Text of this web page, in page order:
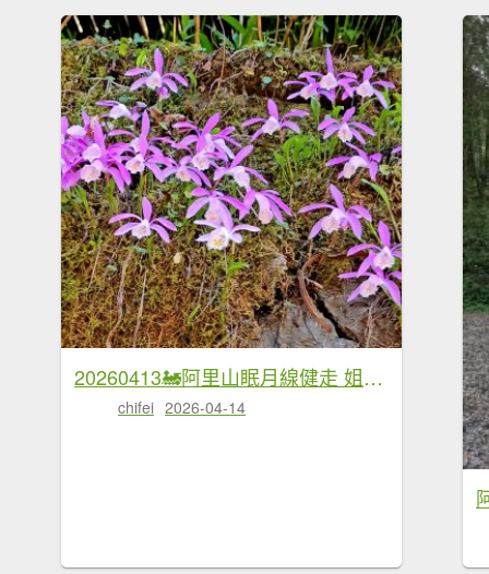
20260413🚂阿里山眠月線健走 姐妹潭 水山巨木療癒步道
chifei 2026-04-14